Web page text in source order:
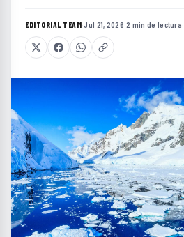
EDITORIAL TEAM·Jul 21, 2026·2 min de lectura·